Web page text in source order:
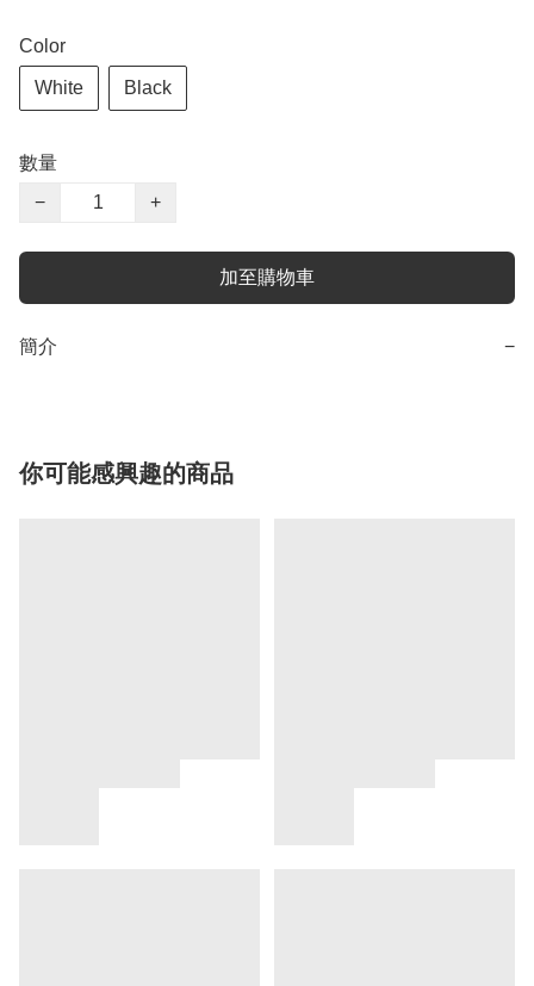
Color
White Black
數量
−
+
加至購物車
簡介 −
你可能感興趣的商品